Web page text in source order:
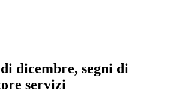
dicembre, segni di
servizi